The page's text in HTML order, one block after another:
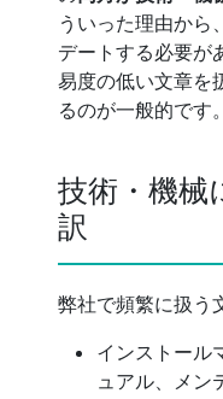
ういった理由から
デートする必要が
易度の低い文章を
るのが一般的です。
技術・機械
訳
弊社で頻繁に扱う
インストール
ュアル、メン